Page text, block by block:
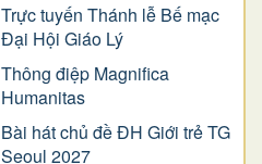
Trực tuyến Thánh lễ Bế mạc
Đại Hội Giáo Lý
Thông điệp Magnifica
Humanitas
Bài hát chủ đề ĐH Giới trẻ TG
Seoul 2027